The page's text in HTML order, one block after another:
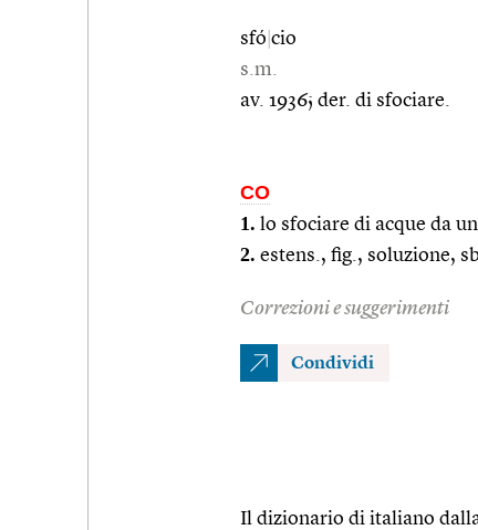
sfó cio
s.m.
av. 1936; der. di sfociare.
CO
1. lo sfociare di acque da
2. estens., fig., soluzione,
Correzioni e suggerimenti
Condividi
Il dizionario di italiano